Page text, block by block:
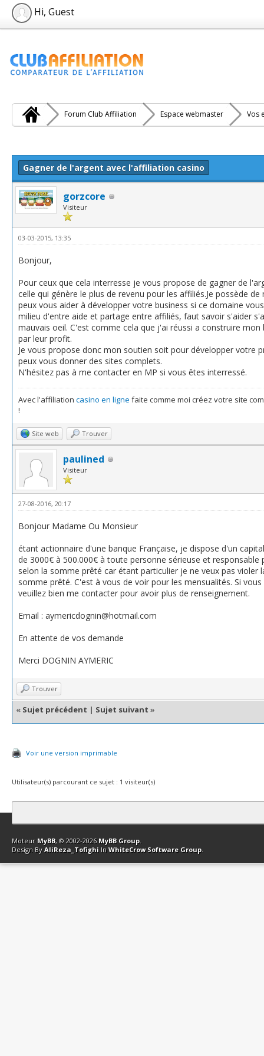
Hi, Guest
Forum Club Affiliation Espace webmaster Vos
Gagner de l'argent avec l'affiliation casino
gorzcore
Visiteur
03-03-2015, 13:35
Bonjour,
Pour ceux que cela interresse je vous propose de gagner de
celle qui génère le plus de revenu pour les affiliés.Je possède
peux vous aider à développer votre business si ce domaine
milieu d'entre aide et partage entre affiliés, faut savoir s'aider
mauvais oeil. C'est comme cela que j'ai réussi a construire
par leur profit.
Je vous propose donc mon soutien soit pour développer votre
peux vous donner des sites complets.
N'hésitez pas à me contacter en MP si vous êtes interressé.
Avec l'affiliation casino en ligne faite comme moi créez votre site
!
Site web Trouver
paulined
Visiteur
27-08-2016, 20:17
Bonjour Madame Ou Monsieur
étant actionnaire d'une banque Française, je dispose d'un
de 3000€ à 500.000€ à toute personne sérieuse et
selon la somme prêté car étant particulier je ne veux pas
somme prêté. C'est à vous de voir pour les mensualités. Si
veuillez bien me contacter pour avoir plus de renseignement.
Email : aymericdognin@hotmail.com
En attente de vos demande
Merci DOGNIN AYMERIC
Trouver
« Sujet précédent | Sujet suivant »
Voir une version imprimable
Utilisateur(s) parcourant ce sujet : 1 visiteur(s)
Contact Club Affiliation Retourner en haut Version bas-débit
Moteur MyBB, © 2002-2026 MyBB Group.
Design By AliReza_Tofighi In WhiteCrow Software Group.